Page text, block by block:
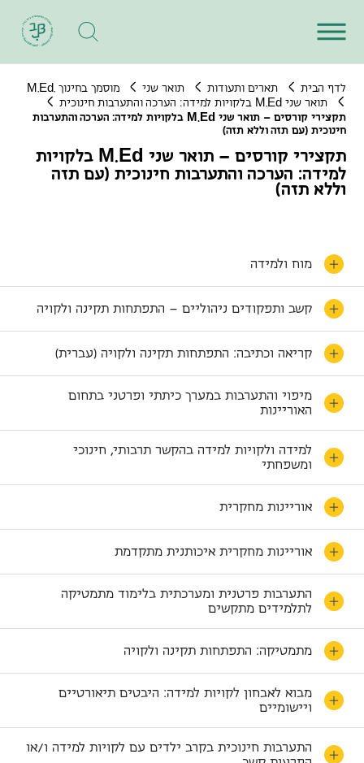
לדף הבית תארים ותעודות תואר שני מוסמך בחינוך . M Ed
תואר שני M Ed
בלקויות למידה: הערכה והתערבות חינוכית
תקצירי קורסים – תואר שני
M Ed
בלקויות למידה: הערכה והתערבות
חינוכית (עם תזה וללא תזה)
תקצירי קורסים – תואר שני M.Ed
בלקויות
למידה: הערכה והתערבות חינוכית (עם תזה
וללא תזה)
מוח ולמידה
קשב ותפקודים ניהוליים – התפתחות תקינה ולקויה
קריאה וכתיבה: התפתחות תקינה ולקויה (עברית)
מיפוי והתערבות במערך כיתתי ופרטני בתחום
האוריינות
למידה ולקויות למידה בהקשר תרבותי, חינוכי
ומשפחתי
אוריינות מחקרית
אוריינות מחקרית איכותנית מתקדמת
התערבות פרטנית ומערכתית בלימוד מתמטיקה
לתלמידים מתקשים
מתמטיקה: התפתחות תקינה ולקויה
מבוא לאבחון לקויות למידה: היבטים תיאורטיים
ויישומיים
התערבות חינוכית בקרב ילדים עם לקויות למידה ו/או